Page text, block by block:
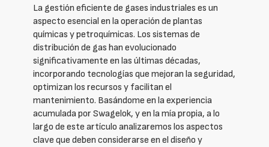
La gestión eficiente de gases industriales es un
aspecto esencial en la operación de plantas
químicas y petroquímicas. Los sistemas de
distribución de gas han evolucionado
significativamente en las últimas décadas,
incorporando tecnologías que mejoran la seguridad,
optimizan los recursos y facilitan el
mantenimiento. Basándome en la experiencia
acumulada por Swagelok, y en la mía propia, a lo
largo de este artículo analizaremos los aspectos
clave que deben considerarse en el diseño y